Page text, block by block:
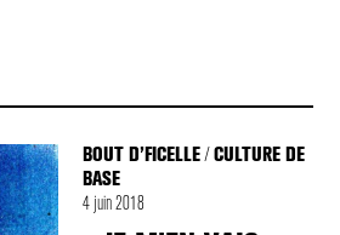
BOUT D’FICELLE/CULTURE DE
BASE
4 juin 2018